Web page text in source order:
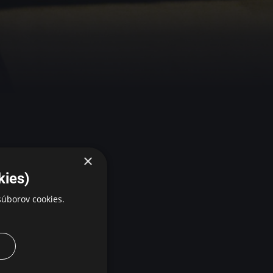
ignoruje,
na
Mašhad
hrôze, ktorá
×
cookies.